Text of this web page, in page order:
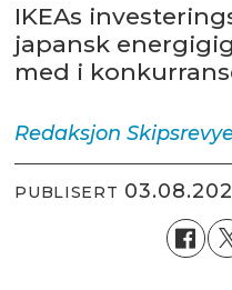
IKEAs
japansk
med i
Redaksjon
PUBLISERT